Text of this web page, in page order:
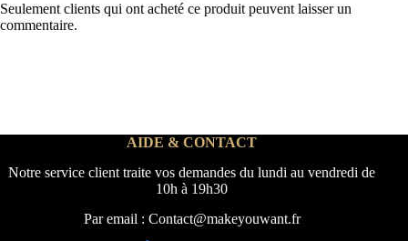
Seulement clients qui ont acheté ce produit peuvent laisser un
commentaire.
AIDE & CONTACT
Notre service client traite vos demandes du lundi au vendredi de
10h à 19h30
Par email : Contact@makeyouwant.fr